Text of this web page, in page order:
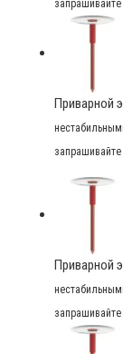
Приварной
Приварной